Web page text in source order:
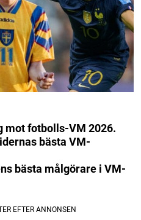
mot fotbolls-VM 2026.
bästa VM-
bästa målgörare i VM-